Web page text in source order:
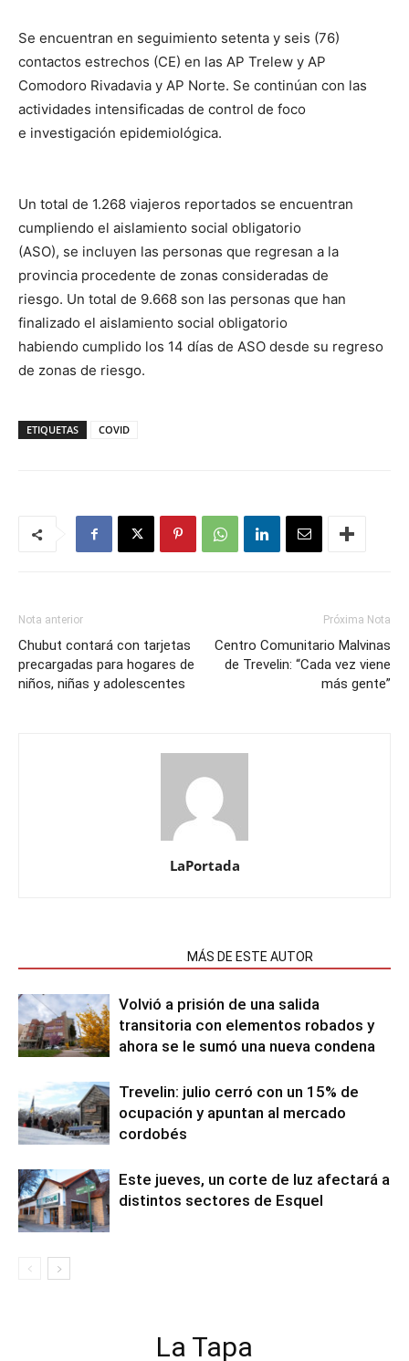
Se encuentran en seguimiento setenta y seis (76)
contactos estrechos (CE) en las AP Trelew y AP
Comodoro Rivadavia y AP Norte. Se continúan con las
actividades intensificadas de control de foco
e investigación epidemiológica.
Un total de 1.268 viajeros reportados se encuentran
cumpliendo el aislamiento social obligatorio
(ASO), se incluyen las personas que regresan a la
provincia procedente de zonas consideradas de
riesgo. Un total de 9.668 son las personas que han
finalizado el aislamiento social obligatorio
habiendo cumplido los 14 días de ASO desde su regreso
de zonas de riesgo.
ETIQUETAS COVID
Nota anterior
Chubut contará con tarjetas
precargadas para hogares de
niños, niñas y adolescentes
Próxima Nota
Centro Comunitario Malvinas
de Trevelin: “Cada vez viene
más gente”
LaPortada
MÁS DE ESTE AUTOR
Volvió a prisión de una salida
transitoria con elementos robados y
ahora se le sumó una nueva condena
Trevelin: julio cerró con un 15% de
ocupación y apuntan al mercado
cordobés
Este jueves, un corte de luz afectará a
distintos sectores de Esquel
La Tapa